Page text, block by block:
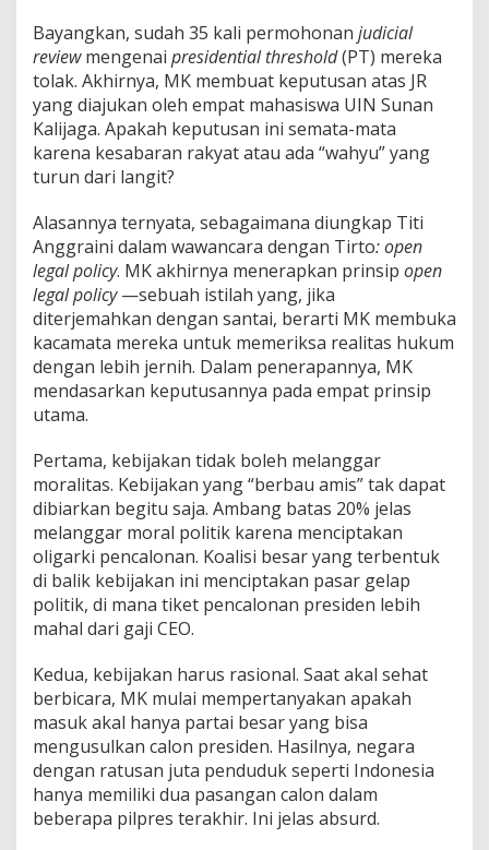
Bayangkan, sudah 35 kali permohonan judicial
reviewmengenai presidential threshold(PT) mereka
tolak. Akhirnya, MK membuat keputusan atas JR
yang diajukan oleh empat mahasiswa UIN Sunan
Kalijaga. Apakah keputusan ini semata-mata
karena kesabaran rakyat atau ada “wahyu” yang
turun dari langit?
Alasannya ternyata, sebagaimana diungkap Titi
Anggraini dalam wawancara dengan Tirto: open
legal policy. MK akhirnya menerapkan prinsip open
legalpolicy—sebuah istilah yang, jika
diterjemahkan dengan santai, berarti MK membuka
kacamata mereka untuk memeriksa realitas hukum
dengan lebih jernih. Dalam penerapannya, MK
mendasarkan keputusannya pada empat prinsip
utama.
Pertama, kebijakan tidak boleh melanggar
moralitas. Kebijakan yang “berbau amis” tak dapat
dibiarkan begitu saja. Ambang batas 20% jelas
melanggar moral politik karena menciptakan
oligarki pencalonan. Koalisi besar yang terbentuk
di balik kebijakan ini menciptakan pasar gelap
politik, di mana tiket pencalonan presiden lebih
mahal dari gaji CEO.
Kedua, kebijakan harus rasional. Saat akal sehat
berbicara, MK mulai mempertanyakan apakah
masuk akal hanya partai besar yang bisa
mengusulkan calon presiden. Hasilnya, negara
dengan ratusan juta penduduk seperti Indonesia
hanya memiliki dua pasangan calon dalam
beberapa pilpres terakhir. Ini jelas absurd.